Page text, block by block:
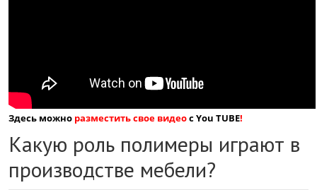
Здесь можно разместить свое видеос You TUBE!
Какую роль полимеры играют в
производстве мебели?